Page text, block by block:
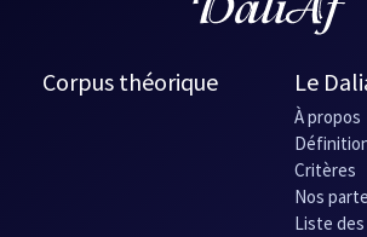
Corpus théorique Le
À propos
Critères
Nos
Liste